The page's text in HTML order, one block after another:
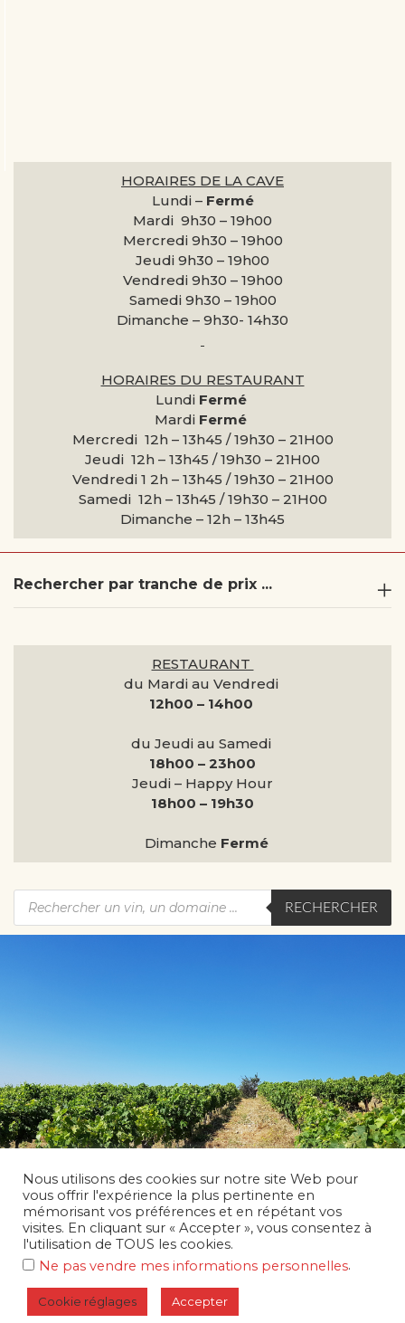
HORAIRES DE LA CAVE
Lundi – Fermé
Mardi 9h30 – 19h00
Mercredi 9h30 – 19h00
Jeudi 9h30 – 19h00
Vendredi 9h30 – 19h00
Samedi 9h30 – 19h00
Dimanche – 9h30- 14h30
HORAIRES DU RESTAURANT
Lundi Fermé
Mardi Fermé
Mercredi 12h – 13h45 / 19h30 – 21H00
Jeudi 12h – 13h45 / 19h30 – 21H00
Vendredi 1 2h – 13h45 / 19h30 – 21H00
Samedi 12h – 13h45 / 19h30 – 21H00
Dimanche – 12h – 13h45
Rechercher par tranche de prix ...
RESTAURANT
du Mardi au Vendredi
12h00 – 14h00
du Jeudi au Samedi
18h00 – 23h00
Jeudi – Happy Hour
18h00 – 19h30
Dimanche Fermé
RECHERCHER
Copyright © 2026 Les grands vins du terroir | Propulsé par
Nous utilisons des cookies sur notre site Web pour
vous offrir l'expérience la plus pertinente en
mémorisant vos préférences et en répétant vos
visites. En cliquant sur « Accepter », vous consentez à
l'utilisation de TOUS les cookies.
Ne pas vendre mes informations personnelles.
Cookie réglages Accepter